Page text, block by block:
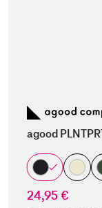
agood
24,95 €